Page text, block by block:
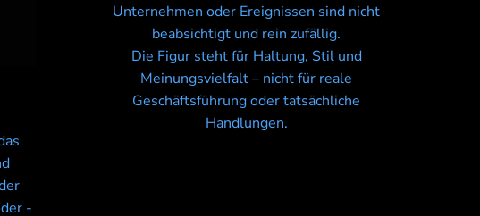
-
Unternehmen oder Ereignissen sind nicht
beabsichtigt und rein zufällig.
Die Figur steht für Haltung, Stil und
Meinungsvielfalt – nicht für reale
Geschäftsführung oder tatsächliche
Handlungen.